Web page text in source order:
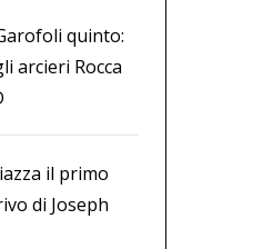
quinto:
arcieri Rocca
il primo
di Joseph